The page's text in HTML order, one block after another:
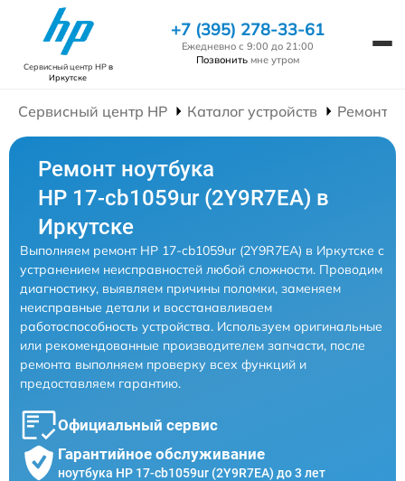
Сервисный центр HPв
Иркутске
+7 (395) 278-33-61
Ежедневно с 9:00 до 21:00
Позвонить мне утром
Сервисный центр HP Каталог устройств Ремонт
Ремонт ноутбука
HP 17-cb1059ur (2Y9R7EA) в
Иркутске
Выполняем ремонт HP 17-cb1059ur (2Y9R7EA) в Иркутске с
устранением неисправностей любой сложности. Проводим
диагностику, выявляем причины поломки, заменяем
неисправные детали и восстанавливаем
работоспособность устройства. Используем оригинальные
или рекомендованные производителем запчасти, после
ремонта выполняем проверку всех функций и
предоставляем гарантию.
Официальный сервис
Гарантийное обслуживание
ноутбука HP 17-cb1059ur (2Y9R7EA) до 3 лет